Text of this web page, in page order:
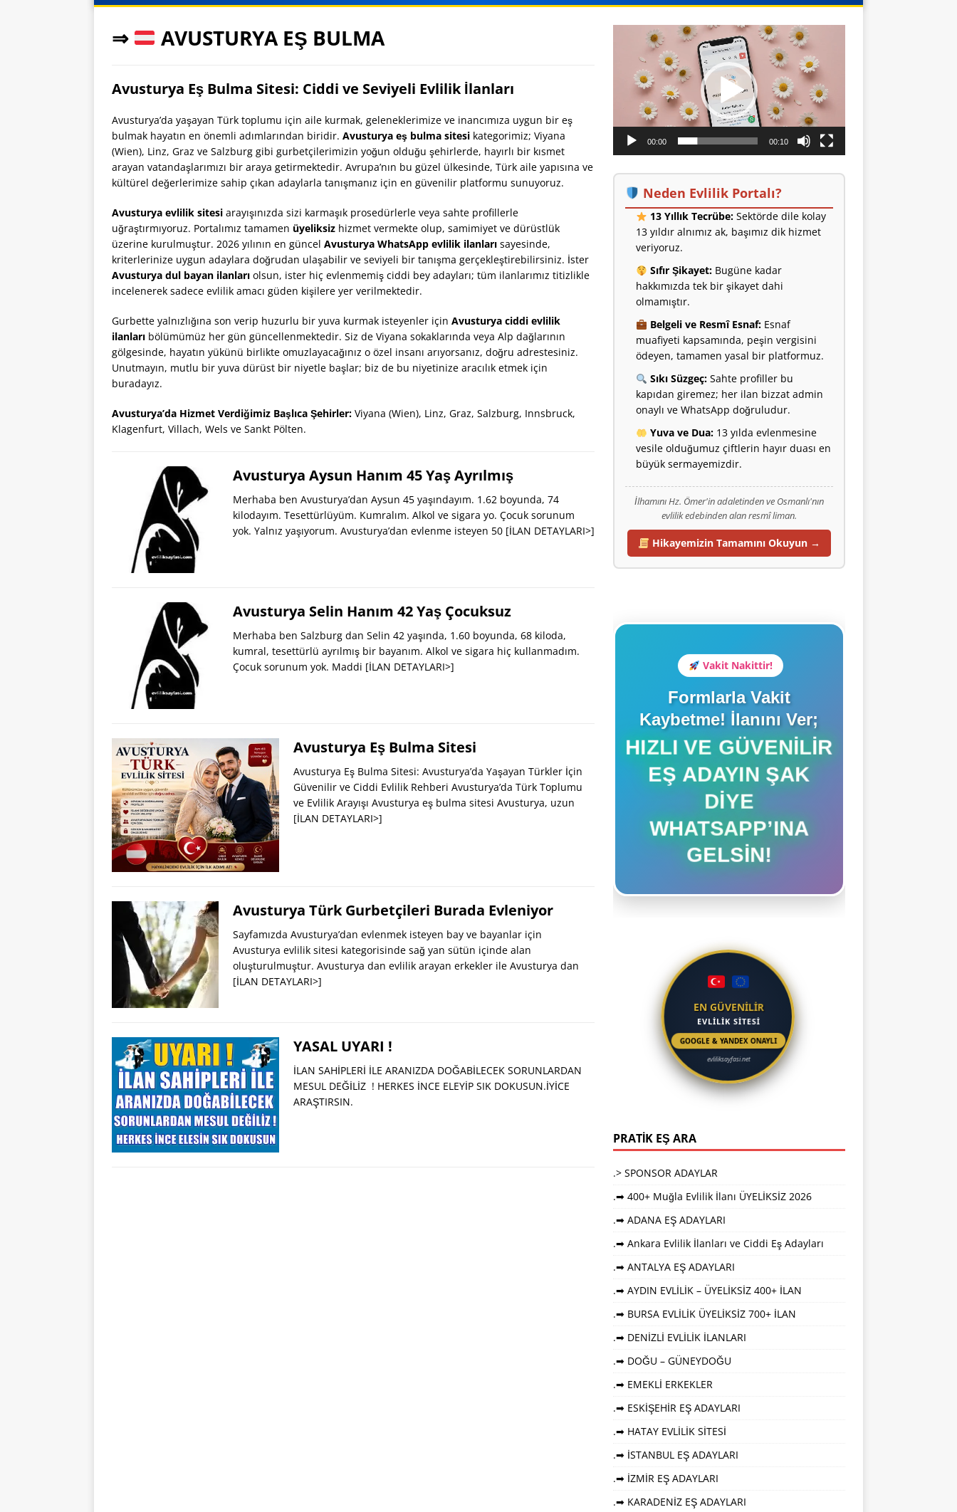
⇒ AVUSTURYA EŞ BULMA
Avusturya Eş Bulma Sitesi: Ciddi ve Seviyeli Evlilik İlanları
Avusturya’da yaşayan Türk toplumu için aile kurmak, geleneklerimize ve inancımıza uygun bir eş
bulmak hayatın en önemli adımlarından biridir. Avusturya eş bulma sitesi kategorimiz; Viyana
(Wien), Linz, Graz ve Salzburg gibi gurbetçilerimizin yoğun olduğu şehirlerde, hayırlı bir kısmet
arayan vatandaşlarımızı bir araya getirmektedir. Avrupa’nın bu güzel ülkesinde, Türk aile yapısına ve
kültürel değerlerimize sahip çıkan adaylarla tanışmanız için en güvenilir platformu sunuyoruz.
Avusturya evlilik sitesi arayışınızda sizi karmaşık prosedürlerle veya sahte profillerle
uğraştırmıyoruz. Portalımız tamamen üyeliksiz hizmet vermekte olup, samimiyet ve dürüstlük
üzerine kurulmuştur. 2026 yılının en güncel Avusturya WhatsApp evlilik ilanları sayesinde,
kriterlerinize uygun adaylara doğrudan ulaşabilir ve seviyeli bir tanışma gerçekleştirebilirsiniz. İster
Avusturya dul bayan ilanları olsun, ister hiç evlenmemiş ciddi bey adayları; tüm ilanlarımız titizlikle
incelenerek sadece evlilik amacı güden kişilere yer verilmektedir.
Gurbette yalnızlığına son verip huzurlu bir yuva kurmak isteyenler için Avusturya ciddi evlilik
ilanları bölümümüz her gün güncellenmektedir. Siz de Viyana sokaklarında veya Alp dağlarının
gölgesinde, hayatın yükünü birlikte omuzlayacağınız o özel insanı arıyorsanız, doğru adrestesiniz.
Unutmayın, mutlu bir yuva dürüst bir niyetle başlar; biz de bu niyetinize aracılık etmek için
buradayız.
Avusturya’da Hizmet Verdiğimiz Başlıca Şehirler: Viyana (Wien), Linz, Graz, Salzburg, Innsbruck,
Klagenfurt, Villach, Wels ve Sankt Pölten.
Avusturya Aysun Hanım 45 Yaş Ayrılmış
Merhaba ben Avusturya’dan Aysun 45 yaşındayım. 1.62 boyunda, 74
kilodayım. Tesettürlüyüm. Kumralım. Alkol ve sigara yo. Çocuk sorunum
yok. Yalnız yaşıyorum. Avusturya’dan evlenme isteyen 50 [İLAN DETAYLARI>]
Avusturya Selin Hanım 42 Yaş Çocuksuz
Merhaba ben Salzburg dan Selin 42 yaşında, 1.60 boyunda, 68 kiloda,
kumral, tesettürlü ayrılmış bir bayanım. Alkol ve sigara hiç kullanmadım.
Çocuk sorunum yok. Maddi [İLAN DETAYLARI>]
Avusturya Eş Bulma Sitesi
Avusturya Eş Bulma Sitesi: Avusturya’da Yaşayan Türkler İçin
Güvenilir ve Ciddi Evlilik Rehberi Avusturya’da Türk Toplumu
ve Evlilik Arayışı Avusturya eş bulma sitesi Avusturya, uzun
[İLAN DETAYLARI>]
Avusturya Türk Gurbetçileri Burada Evleniyor
Sayfamızda Avusturya’dan evlenmek isteyen bay ve bayanlar için
Avusturya evlilik sitesi kategorisinde sağ yan sütün içinde alan
oluşturulmuştur. Avusturya dan evlilik arayan erkekler ile Avusturya dan
[İLAN DETAYLARI>]
YASAL UYARI !
İLAN SAHİPLERİ İLE ARANIZDA DOĞABİLECEK SORUNLARDAN
MESUL DEĞİLİZ ! HERKES İNCE ELEYİP SIK DOKUSUN.İYİCE
ARAŞTIRSIN.
oynatıcı
00:00 00:10
Neden Evlilik Portalı?
13 Yıllık Tecrübe:Sektörde dile kolay
13 yıldır alnımız ak, başımız dik hizmet
veriyoruz.
Sıfır Şikayet:Bugüne kadar
hakkımızda tek bir şikayet dahi
olmamıştır.
Belgeli ve Resmî Esnaf:Esnaf
muafiyeti kapsamında, peşin vergisini
ödeyen, tamamen yasal bir platformuz.
Sıkı Süzgeç:Sahte profiller bu
kapıdan giremez; her ilan bizzat admin
onaylı ve WhatsApp doğruludur.
Yuva ve Dua:13 yılda evlenmesine
vesile olduğumuz çiftlerin hayır duası en
büyük sermayemizdir.
İlhamını Hz. Ömer'in adaletinden ve Osmanlı'nın
evlilik edebinden alan resmî liman.
Hikayemizin Tamamını Okuyun →
Vakit Nakittir!
Formlarla Vakit
Kaybetme! İlanını Ver;
HIZLI VE GÜVENILIR
EŞ ADAYIN ŞAK
DIYE
WHATSAPP’INA
GELSIN!
EN GÜVENİLİR
EVLİLİK SİTESİ
GOOGLE & YANDEX ONAYLI
PRATİK EŞ ARA
.> SPONSOR ADAYLAR
.➡ 400+ Muğla Evlilik İlanı ÜYELİKSİZ 2026
.➡ ADANA EŞ ADAYLARI
.➡ Ankara Evlilik İlanları ve Ciddi Eş Adayları
.➡ ANTALYA EŞ ADAYLARI
.➡ AYDIN EVLİLİK – ÜYELİKSİZ 400+ İLAN
.➡ BURSA EVLİLİK ÜYELİKSİZ 700+ İLAN
.➡ DENİZLİ EVLİLİK İLANLARI
.➡ DOĞU – GÜNEYDOĞU
.➡ EMEKLİ ERKEKLER
.➡ ESKİŞEHİR EŞ ADAYLARI
.➡ HATAY EVLİLİK SİTESİ
.➡ İSTANBUL EŞ ADAYLARI
.➡ İZMİR EŞ ADAYLARI
.➡ KARADENİZ EŞ ADAYLARI